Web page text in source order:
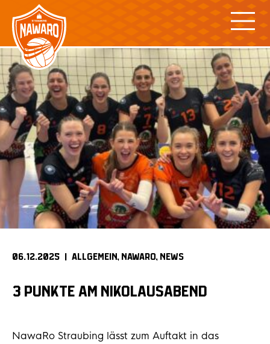
content
06.12.2025 | ALLGEMEIN NAWARO NEWS
3 PUNKTE AM NIKOLAUSABEND
NawaRo Straubing lässt zum Auftakt in das